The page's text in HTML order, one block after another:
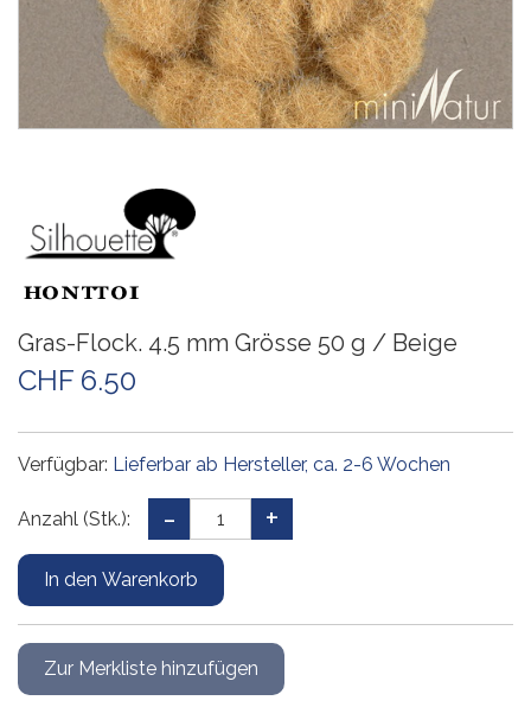
Gras-Flock. 4.5 mm Grösse 50 g / Beige
CHF 6.50
Verfügbar: Lieferbar ab Hersteller, ca. 2-6 Wochen
Anzahl (Stk.):